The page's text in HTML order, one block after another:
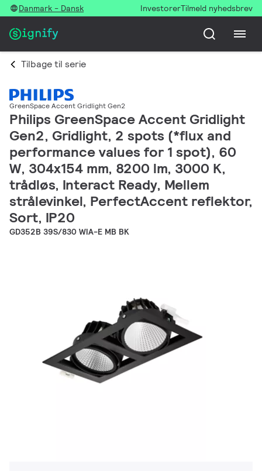
Danmark - Dansk InvestorerTilmeld nyhedsbrev
Tilbage til serie
GreenSpace Accent Gridlight Gen2
Philips GreenSpace Accent Gridlight
Gen2, Gridlight, 2 spots (*flux and
performance values for 1 spot), 60
W, 304x154 mm, 8200 lm, 3000 K,
trådløs, Interact Ready, Mellem
strålevinkel, PerfectAccent reflektor,
Sort, IP20
GD352B 39S/830 WIA-E MB BK